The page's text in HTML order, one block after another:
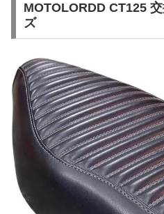
MOTOLORDD CT125
ズ